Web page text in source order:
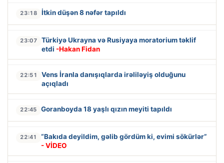
23:18 İtkin düşən 8 nəfər tapıldı
23:07
Türkiyə Ukrayna və Rusiyaya moratorium təklif
etdi -Hakan Fidan
22:51
Vens İranla danışıqlarda irəliləyiş olduğunu
açıqladı
22:45 Goranboyda 18 yaşlı qızın meyiti tapıldı
22:41
“Bakıda deyildim, gəlib gördüm ki, evimi sökürlər”
- VİDEO